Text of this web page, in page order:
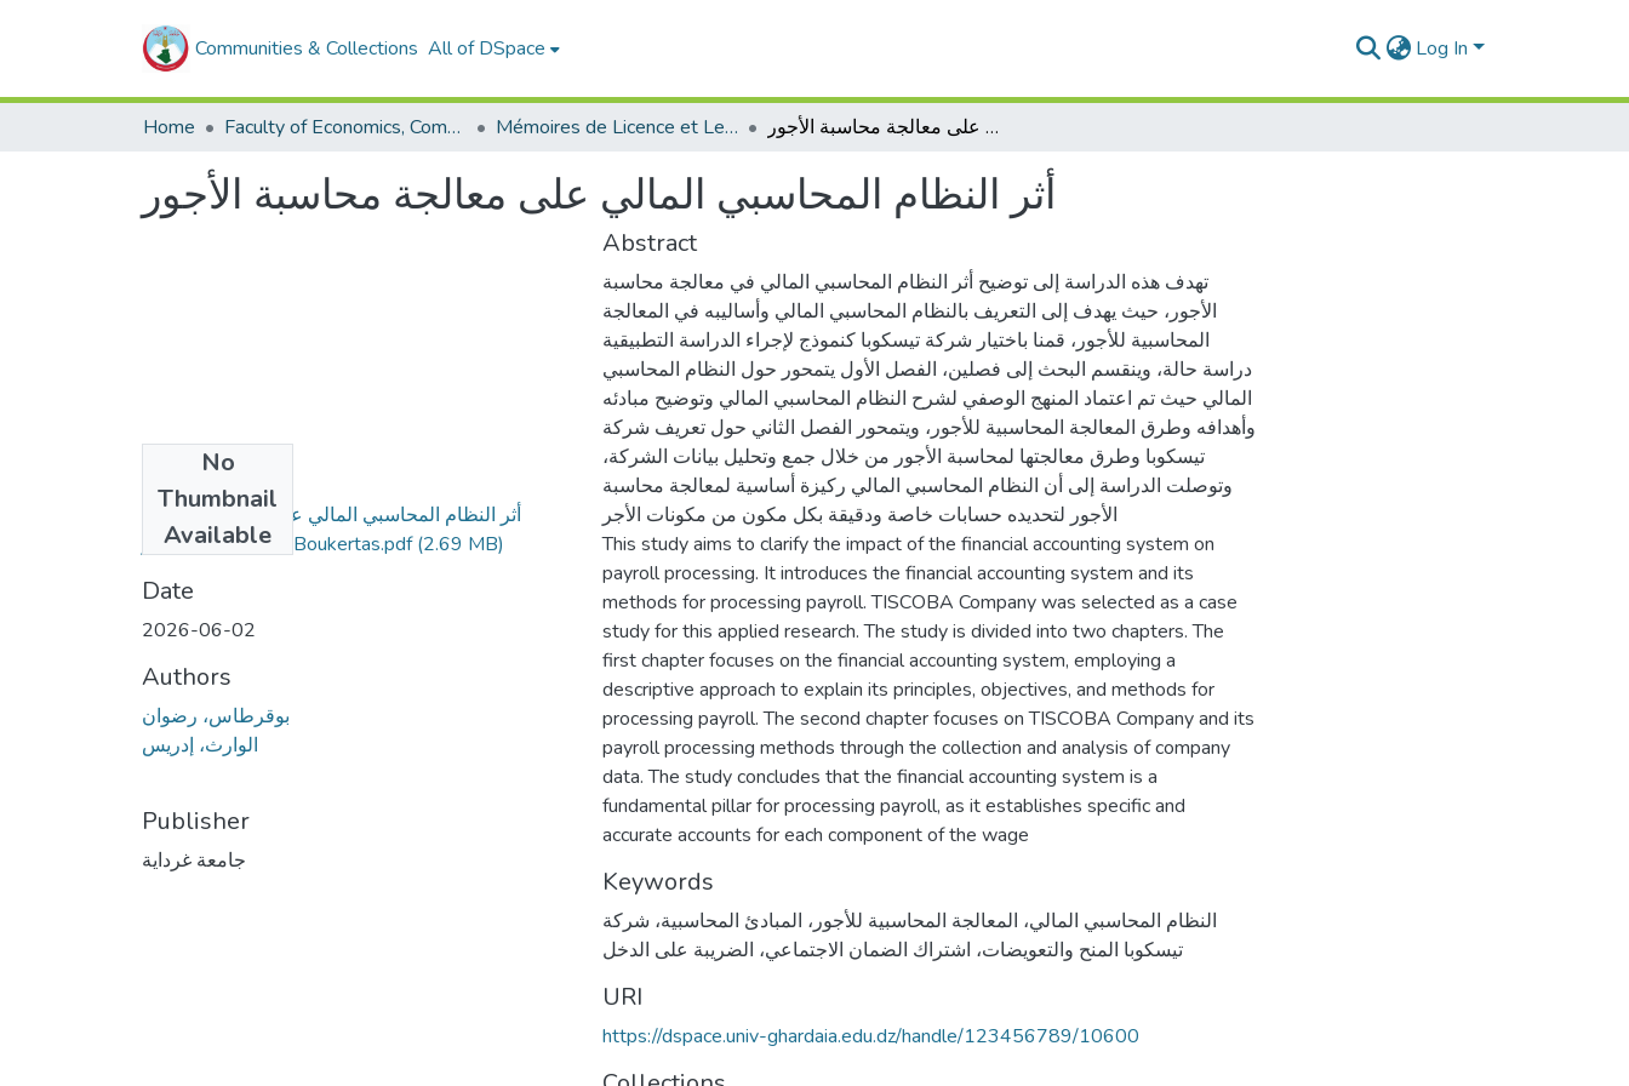
Communities & Collections All of DSpace Log In
Home Faculty of Economics, Commercial Sciences and Management Sciences Mémoires de Licence et Les rapports de stage economie أثر النظام المحاسبي المالي على معالجة محاسبة الأجور
أثر النظام المحاسبي المالي على معالجة محاسبة الأجور
No
Thumbnail
Available
أثر النظام المحاسبي المالي على معالجة محاسبة
الأجور- Redouane Boukertas.pdf(2.69 MB)
Date
2026-06-02
Authors
بوقرطاس، رضوان
الوارث، إدريس
Publisher
جامعة غرداية
Abstract
تهدف هذه الدراسة إلى توضيح أثر النظام المحاسبي المالي في معالجة محاسبة
الأجور، حيث يهدف إلى التعريف بالنظام المحاسبي المالي وأساليبه في المعالجة
المحاسبية للأجور، قمنا باختيار شركة تيسكوبا كنموذج لإجراء الدراسة التطبيقية
دراسة حالة، وينقسم البحث إلى فصلين، الفصل الأول يتمحور حول النظام المحاسبي
المالي حيث تم اعتماد المنهج الوصفي لشرح النظام المحاسبي المالي وتوضيح مبادئه
وأهدافه وطرق المعالجة المحاسبية للأجور، ويتمحور الفصل الثاني حول تعريف شركة
تيسكوبا وطرق معالجتها لمحاسبة الأجور من خلال جمع وتحليل بيانات الشركة،
وتوصلت الدراسة إلى أن النظام المحاسبي المالي ركيزة أساسية لمعالجة محاسبة
الأجور لتحديده حسابات خاصة ودقيقة بكل مكون من مكونات الأجر
This study aims to clarify the impact of the financial accounting system on
payroll processing. It introduces the financial accounting system and its
methods for processing payroll. TISCOBA Company was selected as a case
study for this applied research. The study is divided into two chapters. The
first chapter focuses on the financial accounting system, employing a
descriptive approach to explain its principles, objectives, and methods for
processing payroll. The second chapter focuses on TISCOBA Company and its
payroll processing methods through the collection and analysis of company
data. The study concludes that the financial accounting system is a
fundamental pillar for processing payroll, as it establishes specific and
accurate accounts for each component of the wage
Keywords
النظام المحاسبي المالي، المعالجة المحاسبية للأجور، المبادئ المحاسبية، شركة
تيسكوبا المنح والتعويضات، اشتراك الضمان الاجتماعي، الضريبة على الدخل
URI
https://dspace.univ-ghardaia.edu.dz/handle/123456789/10600